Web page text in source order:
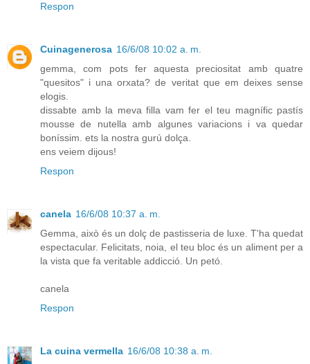
Respon
Cuinagenerosa 16/6/08 10:02 a. m.
gemma, com pots fer aquesta preciositat amb quatre
"quesitos" i una orxata? de veritat que em deixes sense
elogis.
dissabte amb la meva filla vam fer el teu magnífic pastís
mousse de nutella amb algunes variacions i va quedar
boníssim. ets la nostra gurú dolça.
ens veiem dijous!
Respon
canela 16/6/08 10:37 a. m.
Gemma, això és un dolç de pastisseria de luxe. T'ha quedat
espectacular. Felicitats, noia, el teu bloc és un aliment per a
la vista que fa veritable addicció. Un petó.
canela
Respon
La cuina vermella 16/6/08 10:38 a. m.